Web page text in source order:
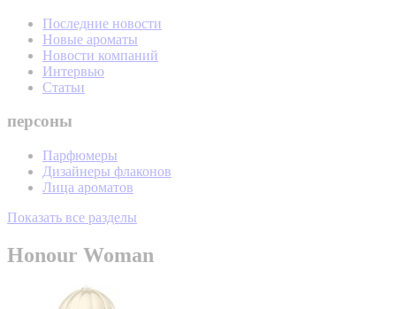
Последние новости
Новые ароматы
Новости компаний
Интервью
Статьи
персоны
Парфюмеры
Дизайнеры флаконов
Лица ароматов
Показать все разделы
Honour Woman